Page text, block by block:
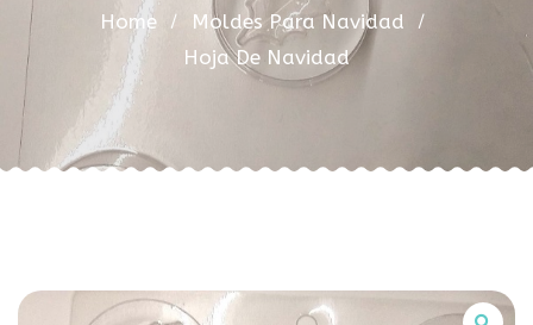
Home
Moldes Para Navidad
Hoja De Navidad